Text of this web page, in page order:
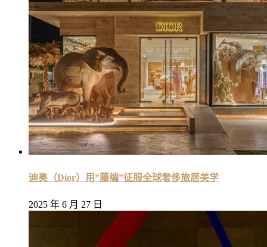
迪奥（Dior）用”藤编”征服全球奢侈旅居美学
2025 年 6 月 27 日